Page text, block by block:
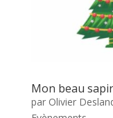
Mon beau
par Olivier